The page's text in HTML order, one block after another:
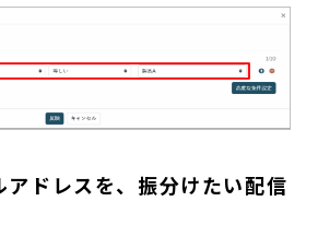
ドレスを、振分けたい配信